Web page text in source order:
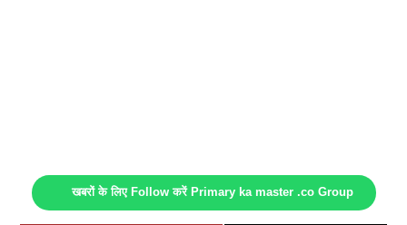
खबरों के लिए Follow करें Primary ka master .co Group